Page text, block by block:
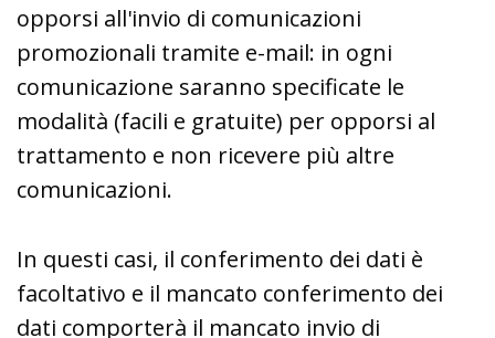
opporsi all'invio di comunicazioni
promozionali tramite e-mail: in ogni
comunicazione saranno specificate le
modalità (facili e gratuite) per opporsi al
trattamento e non ricevere più altre
comunicazioni.
In questi casi, il conferimento dei dati è
facoltativo e il mancato conferimento dei
dati comporterà il mancato invio di